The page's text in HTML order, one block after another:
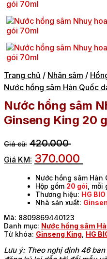
Trang chủ / Nhân sâm /
Nước hồng sâm Hàn Quốc
Nước hồng sâm
Ginseng King 20
420.000
370.000
Nước hồng sâm Hàn
Hộp gồm 20 gói , mỗi
Thương hiệu: HG BIO
Nhà sản xuất:
Mã: 8809869440123
Danh mục: Nước hồng sâm
Từ khóa: Ginseng King HG
Lưu ý: Theo nghị định 46